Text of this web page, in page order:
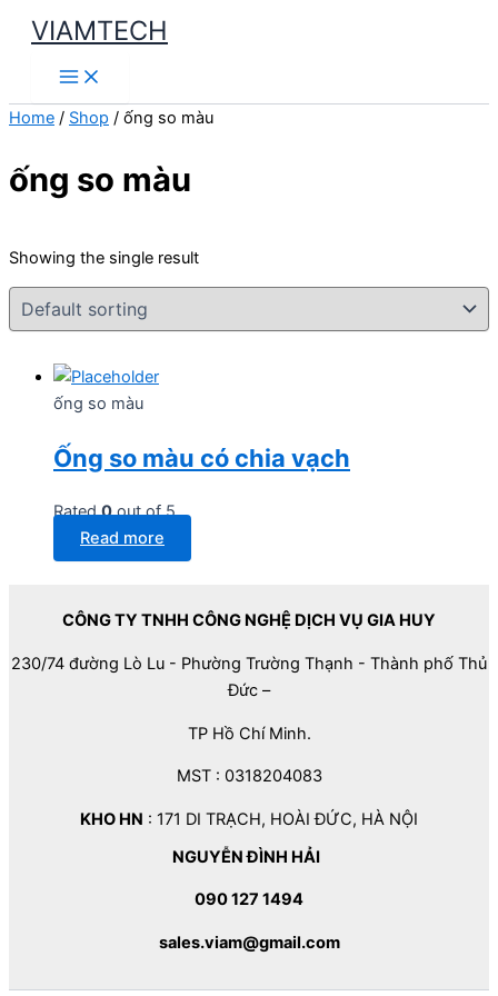
Skip
content
VIAMTECH
Main
Menu
Home / Shop / ống so màu
ống so màu
Showing the single result
ống so màu
Ống so màu có chia vạch
Rated0out of 5
Read more
CÔNG TY TNHH CÔNG NGHỆ DỊCH VỤ GIA HUY
230/74 đường Lò Lu - Phường Trường Thạnh - Thành phố Thủ
Đức –
TP Hồ Chí Minh.
MST : 0318204083
KHO HN : 171 DI TRẠCH, HOÀI ĐỨC, HÀ NỘI
NGUYỄN ĐÌNH HẢI
090 127 1494
sales.viam@gmail.com